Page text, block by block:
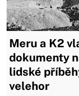
Meru a K2
dokumenty
lidské
velehor